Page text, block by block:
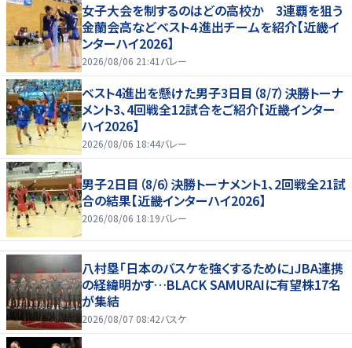
女子大会を制するのはどの高校か 3連覇を狙う
金蘭会高などベスト４進出チームを紹介【近畿イ
ンターハイ2026】
2026/08/06 21:41 バレー
ベスト4進出を懸けた男子3日目（8/7）決勝トーナ
メント3、4回戦全12試合をご紹介【近畿インター
ハイ2026】
2026/08/06 18:44バレー
男子2日目（8/6）決勝トーナメント1、2回戦全21試
合の結果【近畿インターハイ2026】
2026/08/06 18:19バレー
八村塁「日本のバスケを強くするために」JBA連携
の経緯明かす…BLACK SAMURAIに有望株17名
が集結
2026/08/07 08:42バスケ